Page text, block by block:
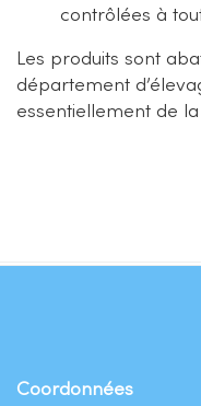
contrôlées à
Les produits sont
département
essentiellement de
Coordonnées